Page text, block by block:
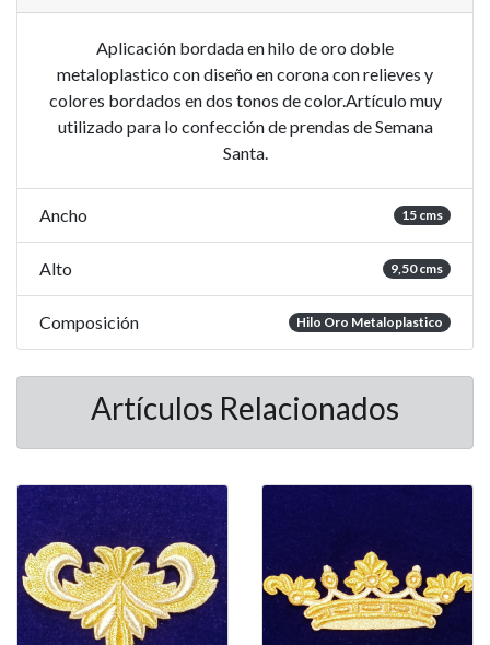
Aplicación bordada en hilo de oro doble
metaloplastico con diseño en corona con relieves y
colores bordados en dos tonos de color.Artículo muy
utilizado para lo confección de prendas de Semana
Santa.
Ancho 15 cms
Alto 9,50 cms
Composición Hilo Oro Metaloplastico
Artículos Relacionados